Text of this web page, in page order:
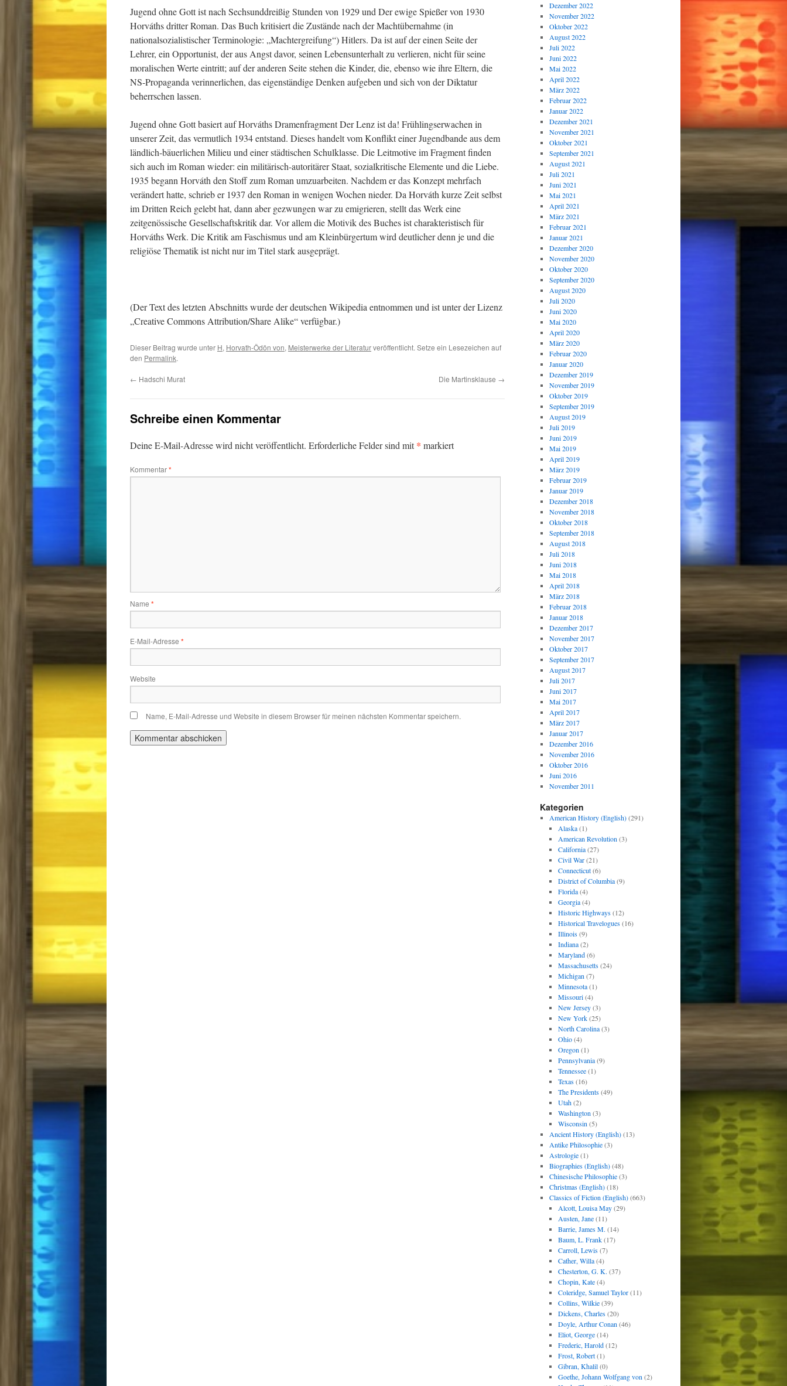
Jugend ohne Gott ist nach Sechsunddreißig Stunden von 1929 und Der ewige Spießer von 1930
Horváths dritter Roman. Das Buch kritisiert die Zustände nach der Machtübernahme (in
nationalsozialistischer Terminologie: „Machtergreifung“) Hitlers. Da ist auf der einen Seite der
Lehrer, ein Opportunist, der aus Angst davor, seinen Lebensunterhalt zu verlieren, nicht für seine
moralischen Werte eintritt; auf der anderen Seite stehen die Kinder, die, ebenso wie ihre Eltern, die
NS-Propaganda verinnerlichen, das eigenständige Denken aufgeben und sich von der Diktatur
beherrschen lassen.
Jugend ohne Gott basiert auf Horváths Dramenfragment Der Lenz ist da! Frühlingserwachen in
unserer Zeit, das vermutlich 1934 entstand. Dieses handelt vom Konflikt einer Jugendbande aus dem
ländlich-bäuerlichen Milieu und einer städtischen Schulklasse. Die Leitmotive im Fragment finden
sich auch im Roman wieder: ein militärisch-autoritärer Staat, sozialkritische Elemente und die Liebe.
1935 begann Horváth den Stoff zum Roman umzuarbeiten. Nachdem er das Konzept mehrfach
verändert hatte, schrieb er 1937 den Roman in wenigen Wochen nieder. Da Horváth kurze Zeit selbst
im Dritten Reich gelebt hat, dann aber gezwungen war zu emigrieren, stellt das Werk eine
zeitgenössische Gesellschaftskritik dar. Vor allem die Motivik des Buches ist charakteristisch für
Horváths Werk. Die Kritik am Faschismus und am Kleinbürgertum wird deutlicher denn je und die
religiöse Thematik ist nicht nur im Titel stark ausgeprägt.
(Der Text des letzten Abschnitts wurde der deutschen Wikipedia entnommen und ist unter der Lizenz
„Creative Commons Attribution/Share Alike“ verfügbar.)
Dieser Beitrag wurde unter H, Horvath-Ödön von, Meisterwerke der Literaturveröffentlicht. Setze ein Lesezeichen auf
den Permalink.
← Hadschi Murat Die Martinsklause →
Schreibe einen Kommentar
Deine E-Mail-Adresse wird nicht veröffentlicht. Erforderliche Felder sind mit* markiert
Kommentar*
Name *
E-Mail-Adresse *
Website
Name, E-Mail-Adresse und Website in diesem Browser für meinen nächsten Kommentar speichern.
Dezember 2022
November 2022
Oktober 2022
August 2022
Juli 2022
Juni 2022
Mai 2022
April 2022
März 2022
Februar 2022
Januar 2022
Dezember 2021
November 2021
Oktober 2021
September 2021
August 2021
Juli 2021
Juni 2021
Mai 2021
April 2021
März 2021
Februar 2021
Januar 2021
Dezember 2020
November 2020
Oktober 2020
September 2020
August 2020
Juli 2020
Juni 2020
Mai 2020
April 2020
März 2020
Februar 2020
Januar 2020
Dezember 2019
November 2019
Oktober 2019
September 2019
August 2019
Juli 2019
Juni 2019
Mai 2019
April 2019
März 2019
Februar 2019
Januar 2019
Dezember 2018
November 2018
Oktober 2018
September 2018
August 2018
Juli 2018
Juni 2018
Mai 2018
April 2018
März 2018
Februar 2018
Januar 2018
Dezember 2017
November 2017
Oktober 2017
September 2017
August 2017
Juli 2017
Juni 2017
Mai 2017
April 2017
März 2017
Januar 2017
Dezember 2016
November 2016
Oktober 2016
Juni 2016
November 2011
Kategorien
American History (English)(291)
Alaska(1)
American Revolution (3)
California(27)
Civil War(21)
Connecticut(6)
District of Columbia(9)
Florida(4)
Georgia(4)
Historic Highways(12)
Historical Travelogues(16)
Illinois(9)
Indiana(2)
Maryland(6)
Massachusetts(24)
Michigan (7)
Minnesota(1)
Missouri(4)
New Jersey(3)
New York(25)
North Carolina(3)
Ohio(4)
Oregon (1)
Pennsylvania(9)
Tennessee(1)
Texas(16)
The Presidents(49)
Utah(2)
Washington (3)
Wisconsin (5)
Ancient History (English)(13)
Antike Philosophie(3)
Astrologie(1)
Biographies (English)(48)
Chinesische Philosophie(3)
Christmas (English)(18)
Classics of Fiction (English)(663)
Alcott, Louisa May(29)
Austen, Jane(11)
Barrie, James M. (14)
Baum, L. Frank(17)
Carroll, Lewis(7)
Cather, Willa(4)
Chesterton, G. K. (37)
Chopin, Kate(4)
Coleridge, Samuel Taylor(11)
Collins, Wilkie(39)
Dickens, Charles(20)
Doyle, Arthur Conan (46)
Eliot, George(14)
Frederic, Harold(12)
Frost, Robert(1)
Gibran, Khalil(0)
Goethe, Johann Wolfgang von (2)